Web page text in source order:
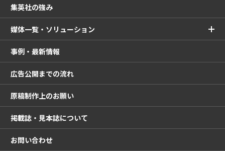
集英社の強み
媒体一覧・ソリューション
事例・最新情報
広告公開までの流れ
原稿制作上のお願い
掲載誌・見本誌について
お問い合わせ